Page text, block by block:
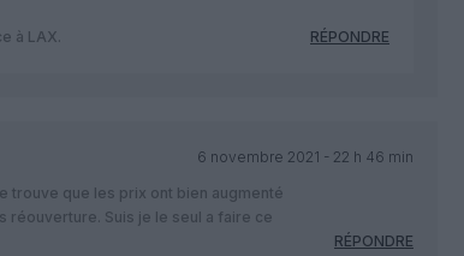
à LAX.
RÉPONDRE
6 novembre 2021 - 22 h 46 min
trouve que les prix ont bien augmenté
réouverture. Suis je le seul a faire ce
RÉPONDRE